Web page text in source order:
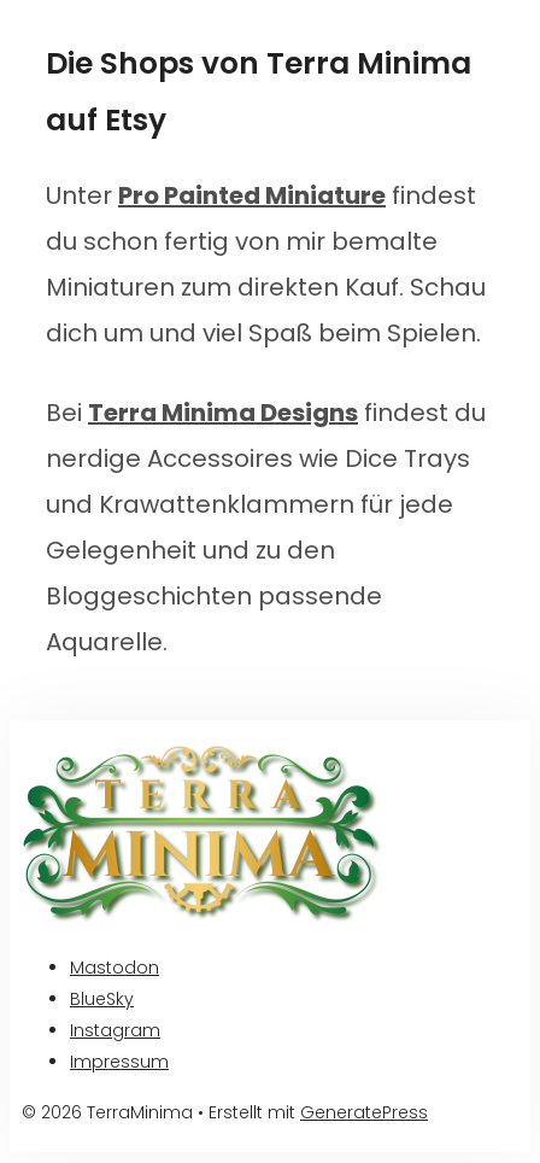
Die Shops von Terra Minima
auf Etsy
Unter Pro Painted Miniature findest
du schon fertig von mir bemalte
Miniaturen zum direkten Kauf. Schau
dich um und viel Spaß beim Spielen.
Bei Terra Minima Designs findest du
nerdige Accessoires wie Dice Trays
und Krawattenklammern für jede
Gelegenheit und zu den
Bloggeschichten passende
Aquarelle.
Mastodon
BlueSky
Instagram
Impressum
© 2026 TerraMinima • Erstellt mit GeneratePress